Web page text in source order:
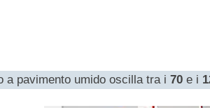
a pavimento umido oscilla tra i 70 e i